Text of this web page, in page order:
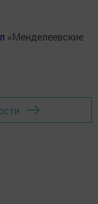
«Менделеевские